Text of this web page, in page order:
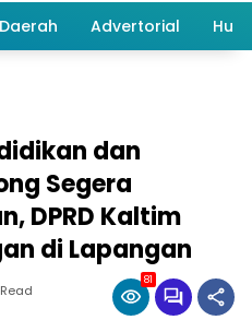
Daerah Advertorial
dan
Segera
DPRD Kaltim
di Lapangan
81